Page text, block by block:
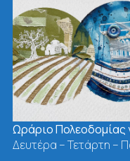
Δράσεις
Ωράριο Πολεοδομίας
Δευτέρα – Τετάρτη –